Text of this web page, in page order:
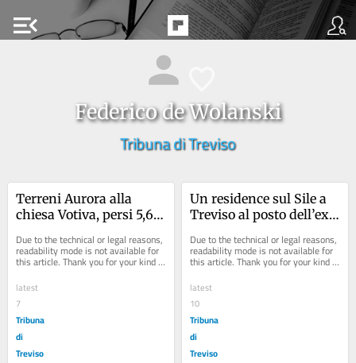
menu_open
Federico de Wolanski
Tribuna di Treviso
Terreni Aurora alla
chiesa Votiva, persi 5,6
lo stallo a oltranza
Due to the technical or legal reasons,
readability mode is not available for
this article. Thank you for your kind
latest
7
Tribuna
di
Treviso
Un residence sul Sile a
Treviso al posto dell’ex
Due to the technical or legal reasons,
readability mode is not available for
this article. Thank you for your kind
latest
10
Tribuna
di
Treviso